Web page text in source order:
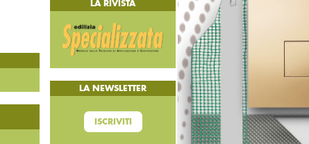
LA RIVISTA
LA NEWSLETTER
ISCRIVITI